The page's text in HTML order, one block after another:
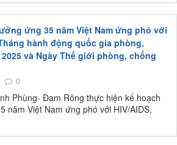
ứng 35 năm Việt Nam ứng phó với
hành động quốc gia phòng,
và Ngày Thế giới phòng, chống
0
Phùng- Đam Rông thực hiện kế hoạch
năm Việt Nam ứng phó với HIV/AIDS,